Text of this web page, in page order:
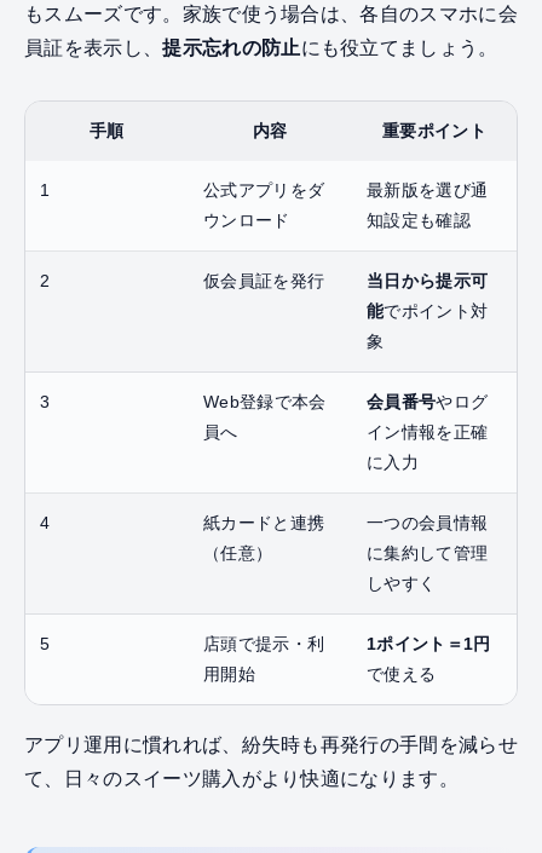
もスムーズです。家族で使う場合は、各自のスマホに会
員証を表示し、提示忘れの防止にも役立てましょう。
手順 内容 重要ポイント
1
公式アプリをダ
ウンロード
最新版を選び通
知設定も確認
2 仮会員証を発行
当日から提示可
能でポイント対
象
3
Web登録で本会
員へ
会員番号やログ
イン情報を正確
に入力
4
紙カードと連携
（任意）
一つの会員情報
に集約して管理
しやすく
5
店頭で提示・利
用開始
1ポイント＝1円
で使える
アプリ運用に慣れれば、紛失時も再発行の手間を減らせ
て、日々のスイーツ購入がより快適になります。